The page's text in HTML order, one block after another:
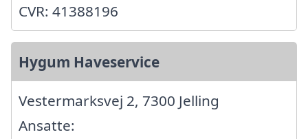
CVR: 41388196
Hygum Haveservice
Vestermarksvej 2, 7300 Jelling
Ansatte: